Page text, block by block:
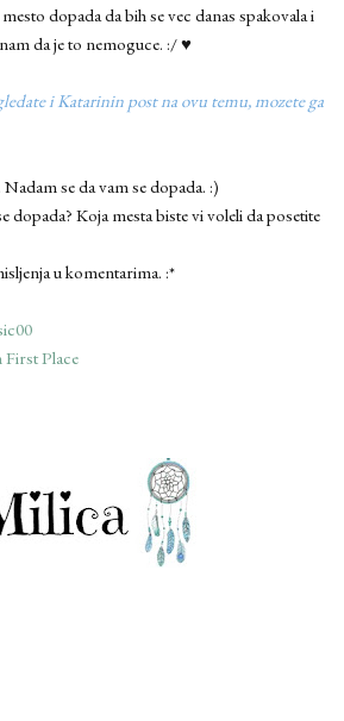
dopada da bih se vec danas spakovala i
da je to nemoguce. :/ ♥
i Katarinin post na ovu temu, mozete ga
se da vam se dopada. :)
dopada? Koja mesta biste vi voleli da posetite
u komentarima. :*
First Place